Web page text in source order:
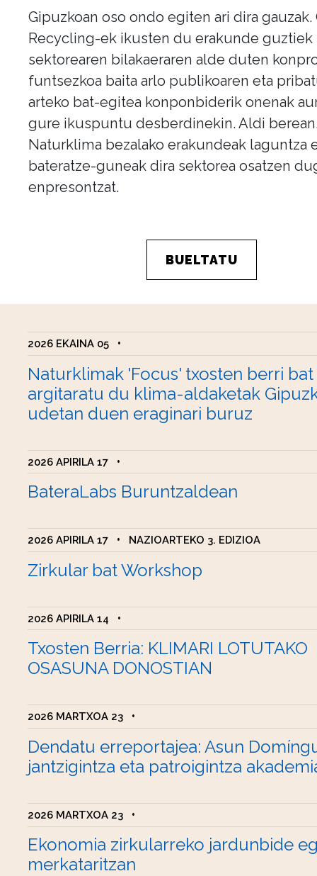
Gipuzkoan oso ondo egiten ari dira gauzak.
Recycling-ek ikusten du erakunde guztiek
sektorearen bilakaeraren alde duten
funtsezkoa baita arlo publikoaren eta
arteko bat-egitea konponbiderik onenak
gure ikuspuntu desberdinekin. Aldi
Naturklima bezalako erakundeak laguntza
bateratze-guneak dira sektorea osatzen
enpresontzat.
BUELTATU
2026 EKAINA 05 •
Naturklimak 'Focus' txosten berri bat
argitaratu du klima-aldaketak
udetan duen eraginari buruz
2026 APIRILA 17 •
BateraLabs Buruntzaldean
2026 APIRILA 17 • NAZIOARTEKO 3. EDIZIOA
Zirkular bat Workshop
2026 APIRILA 14 •
Txosten Berria: KLIMARI LOTUTAKO
OSASUNA DONOSTIAN
2026 MARTXOA 23 •
Dendatu erreportajea: Asun
jantzigintza eta patroigintza
2026 MARTXOA 23 •
Ekonomia zirkularreko jardunbide
merkataritzan